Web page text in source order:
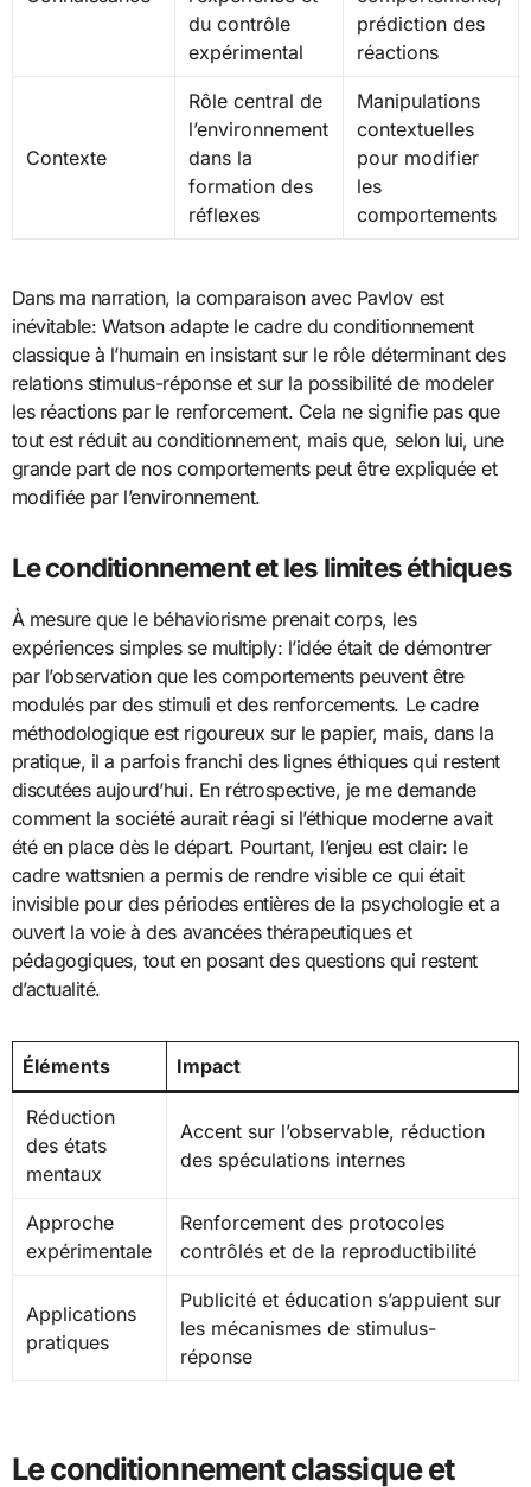
du contrôle
expérimental
prédiction des
réactions
Contexte
Rôle central de
l’environnement
dans la
formation des
réflexes
Manipulations
contextuelles
pour modifier
les
comportements
Dans ma narration, la comparaison avec Pavlov est
inévitable: Watson adapte le cadre du conditionnement
classique à l’humain en insistant sur le rôle déterminant des
relations stimulus-réponse et sur la possibilité de modeler
les réactions par le renforcement. Cela ne signifie pas que
tout est réduit au conditionnement, mais que, selon lui, une
grande part de nos comportements peut être expliquée et
modifiée par l’environnement.
Le conditionnement et les limites éthiques
À mesure que le béhaviorisme prenait corps, les
expériences simples se multiply: l’idée était de démontrer
par l’observation que les comportements peuvent être
modulés par des stimuli et des renforcements. Le cadre
méthodologique est rigoureux sur le papier, mais, dans la
pratique, il a parfois franchi des lignes éthiques qui restent
discutées aujourd’hui. En rétrospective, je me demande
comment la société aurait réagi si l’éthique moderne avait
été en place dès le départ. Pourtant, l’enjeu est clair: le
cadre wattsnien a permis de rendre visible ce qui était
invisible pour des périodes entières de la psychologie et a
ouvert la voie à des avancées thérapeutiques et
pédagogiques, tout en posant des questions qui restent
d’actualité.
Éléments Impact
Réduction
des états
mentaux
Accent sur l’observable, réduction
des spéculations internes
Approche
expérimentale
Renforcement des protocoles
contrôlés et de la reproductibilité
Applications
pratiques
Publicité et éducation s’appuient sur
les mécanismes de stimulus-
réponse
Le conditionnement classique et